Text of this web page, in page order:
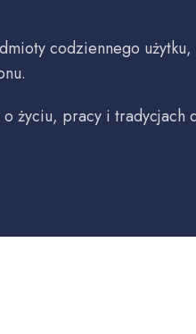
codziennego
życiu, pracy i tradycjach